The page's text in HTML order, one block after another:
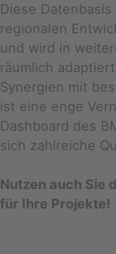
Diese
regionalen
und wird in
räumlich
Synergien mit
ist eine enge
Dashboard des
sich zahlreiche
Nutzen auch Sie
für Ihre Projekte!